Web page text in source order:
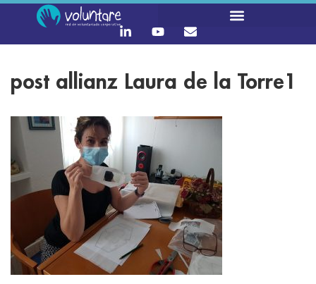
post allianz Laura de la Torre1